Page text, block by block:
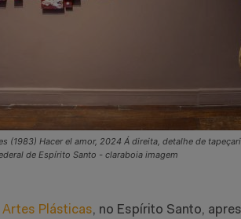
(1983) Hacer el amor, 2024 Á direita, detalhe de
de Espírito Santo - claraboia imagem
Plásticas, no Espírito Santo,